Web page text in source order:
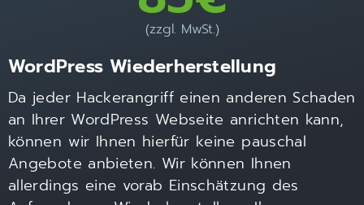
(zzgl. MwSt.)
WordPress Wiederherstellung
Da jeder Hackerangriff einen anderen Schaden
an Ihrer WordPress Webseite anrichten kann,
können wir Ihnen hierfür keine pauschal
Angebote anbieten. Wir können Ihnen
allerdings eine vorab Einschätzung des